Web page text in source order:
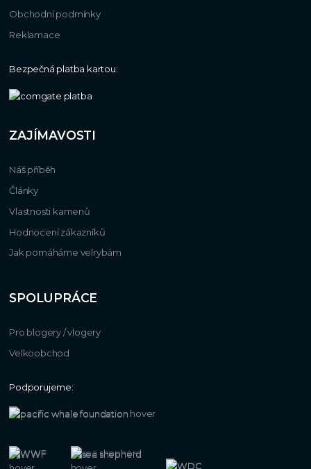
Obchodní podmínky
Reklamace
Bezpečná platba kartou:
ZAJÍMAVOSTI
Náš příběh
Články
Vlastnosti kamenů
Hodnocení zákazníků
Jak pomáháme velrybám
SPOLUPRÁCE
Pro blogery / vlogery
Velkoobchod
Podporujeme: